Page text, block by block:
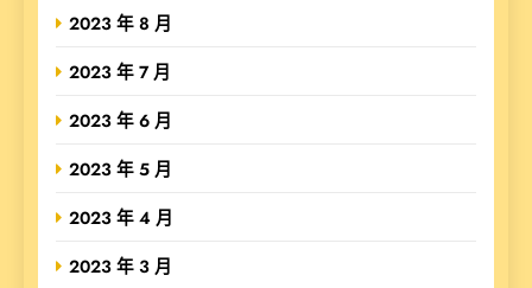
2023 年 8 月
2023 年 7 月
2023 年 6 月
2023 年 5 月
2023 年 4 月
2023 年 3 月